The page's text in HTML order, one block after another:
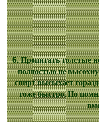
6. Пропитать толстые
полностью не
спирт высыхает
тоже быстро. Но